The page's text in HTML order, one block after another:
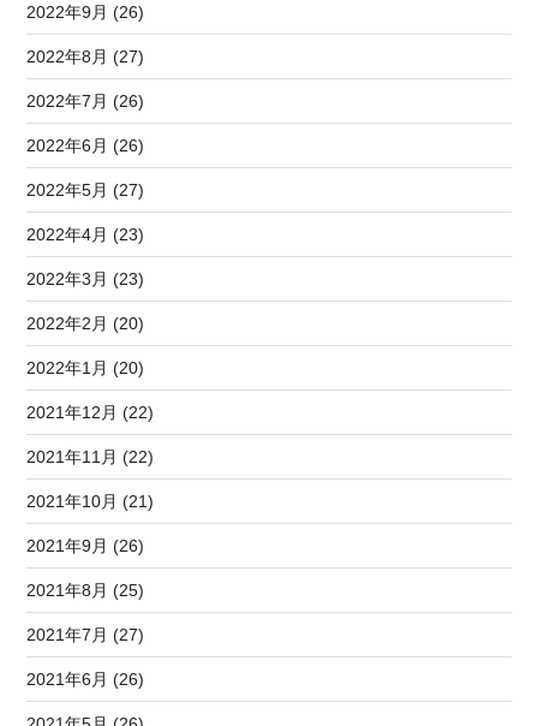
2022年9月 (26)
2022年8月 (27)
2022年7月 (26)
2022年6月 (26)
2022年5月 (27)
2022年4月 (23)
2022年3月 (23)
2022年2月 (20)
2022年1月 (20)
2021年12月 (22)
2021年11月 (22)
2021年10月 (21)
2021年9月 (26)
2021年8月 (25)
2021年7月 (27)
2021年6月 (26)